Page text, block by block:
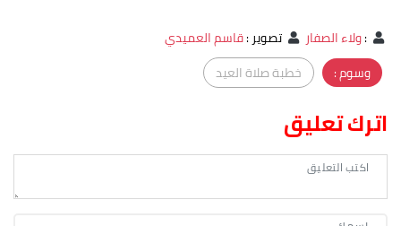
:ولاء الصفار تصوير:قاسم العميدي
وسوم :
خطبة صلاة العيد
اترك تعليق